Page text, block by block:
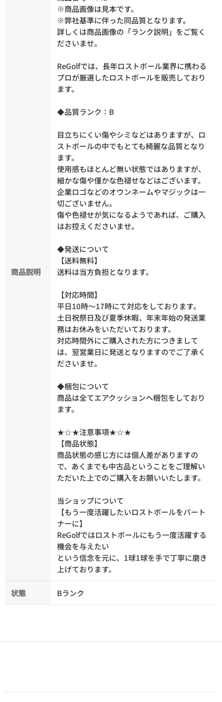
商品説明
※商品画像は見本です。
※弊社基準に伴った同品質となります。
詳しくは商品画像の「ランク説明」をご覧く
ださいませ。
ReGolfでは、長年ロストボール業界に携わる
プロが厳選したロストボールを販売しており
ます。
◆品質ランク：B
目立ちにくい傷やシミなどはありますが、ロ
ストボールの中でもとても綺麗な品質となり
ます。
使用感もほとんど無い状態ではありますが、
細かな傷や僅かな色褪せなどはございます。
企業ロゴなどのオウンネームやマジックは一
切ございません。
傷や色褪せが気になるようであれば、ご購入
はお控えくださいませ。
◆発送について
【送料無料】
送料は当方負担となります。
【対応時間】
平日10時～17時にて対応をしております。
土日祝祭日及び夏季休暇、年末年始の発送業
務はお休みをいただいております。
対応時間外にご購入された方につきまして
は、翌営業日に発送となりますのでご了承く
ださいませ。
◆梱包について
商品は全てエアクッションへ梱包をしており
ます。
★☆★注意事項★☆★
【商品状態】
商品状態の感じ方には個人差がありますの
で、あくまでも中古品ということをご理解い
ただいた上でのご購入をお願いいたします。
当ショップについて
【もう一度活躍したいロストボールをパート
ナーに】
ReGolfではロストボールにもう一度活躍する
機会を与えたい
という信念を元に、1球1球を手で丁寧に磨き
上げております。
状態 Bランク